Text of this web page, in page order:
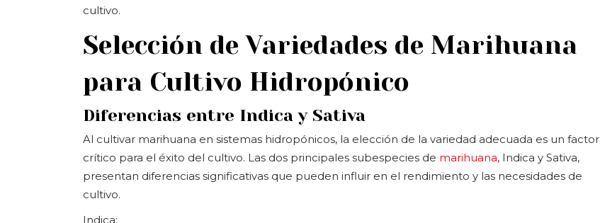
cultivo.
Selección de Variedades de Marihuana
para Cultivo Hidropónico
Diferencias entre Indica y Sativa
Al cultivar marihuana en sistemas hidropónicos, la elección de la variedad adecuada es un factor
crítico para el éxito del cultivo. Las dos principales subespecies de marihuana, Indica y Sativa,
presentan diferencias significativas que pueden influir en el rendimiento y las necesidades de
cultivo.
Indica: